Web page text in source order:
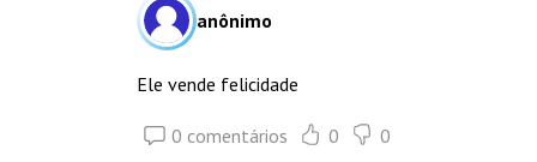
anônimo
Ele vende felicidade
0 comentários 0 0